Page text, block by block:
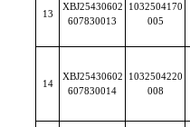
13
XBJ25430602
607830013
1032504170
005
14
XBJ25430602
607830014
1032504220
008